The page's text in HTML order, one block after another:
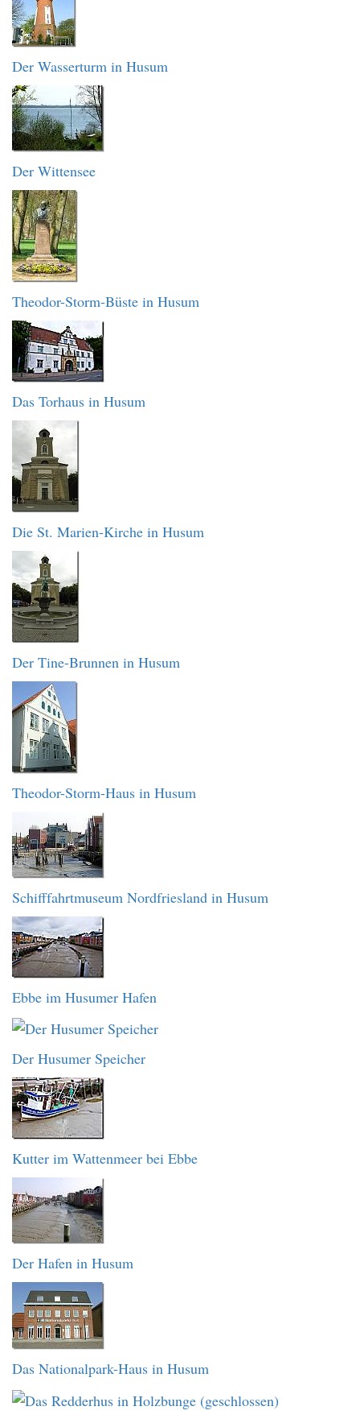
Der Wasserturm in Husum
Der Wittensee
Theodor-Storm-Büste in Husum
Das Torhaus in Husum
Die St. Marien-Kirche in Husum
Der Tine-Brunnen in Husum
Theodor-Storm-Haus in Husum
Schifffahrtmuseum Nordfriesland in Husum
Ebbe im Husumer Hafen
Der Husumer Speicher
Kutter im Wattenmeer bei Ebbe
Der Hafen in Husum
Das Nationalpark-Haus in Husum